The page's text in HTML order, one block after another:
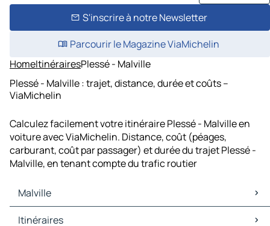
S'inscrire à notre Newsletter
Parcourir le Magazine ViaMichelin
HomeItinérairesPlessé - Malville
Plessé - Malville : trajet, distance, durée et coûts –
ViaMichelin
Calculez facilement votre itinéraire Plessé - Malville en
voiture avec ViaMichelin. Distance, coût (péages,
carburant, coût par passager) et durée du trajet Plessé -
Malville, en tenant compte du trafic routier
Malville
Malville Cartes et plans
Itinéraires